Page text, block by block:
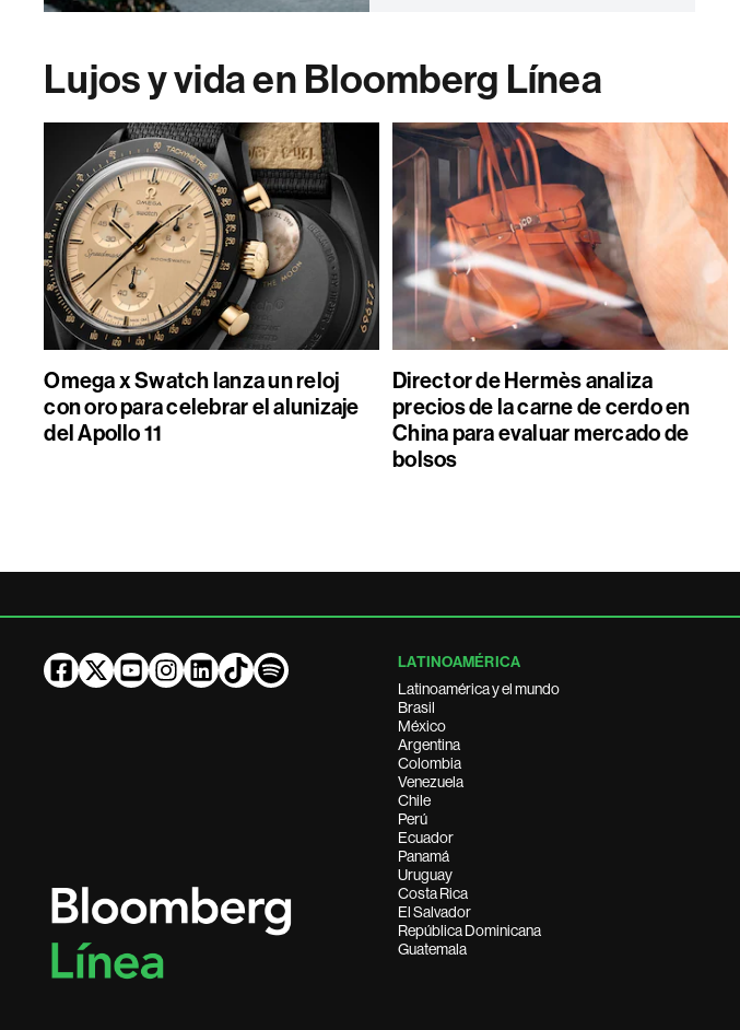
Lujos y vida en Bloomberg Línea
Omega x Swatch lanza un reloj
con oro para celebrar el alunizaje
del Apollo 11
Director de Hermès analiza
precios de la carne de cerdo en
China para evaluar mercado de
bolsos
LATINOAMÉRICA
Latinoamérica y el mundo
Brasil
México
Argentina
Colombia
Venezuela
Chile
Perú
Ecuador
Panamá
Uruguay
Costa Rica
El Salvador
República Dominicana
Guatemala